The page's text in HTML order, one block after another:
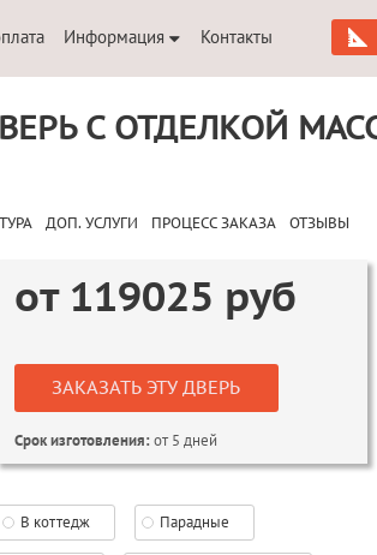
Информация Контакты
С ОТДЕЛКОЙ
ДОП. УСЛУГИ ПРОЦЕСС ЗАКАЗА ОТЗЫВЫ
от 119025 руб
ЗАКАЗАТЬ ЭТУ ДВЕРЬ
Срок изготовления:от 5 дней
В коттедж Парадные